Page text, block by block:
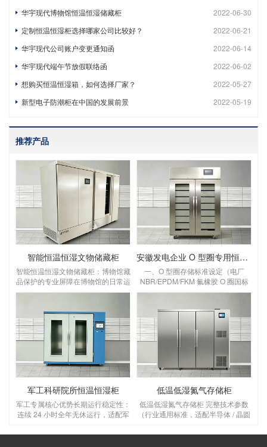
2022-06-30
华宇现代博物馆恒温恒湿储藏柜
2022-06-21
定制恒温恒湿柜选择哪家公司比较好？
2022-06-14
华宇现代公司账户变更通知函
2022-06-02
华宇现代端午节放假联络函
2022-05-27
想购买恒温恒湿箱，如何选择厂家？
2022-05-19
新型电子防潮柜在中国的发展前景
推荐产品
智能恒温恒湿文物储藏柜
智能恒温恒湿文物储藏柜：博物馆藏
品保护的专业屏障在博物馆的日常运
营中，文物的长期保存始终是核心课
等环境因素，会对纸质、木质、纺织
品、金属类文物造成不可逆的损害，
而智能恒温恒湿文物储藏柜，正是为
解决这一难题而生的专业设备，为博
物馆藏品构建起全天候、高精度的保
护屏障。一、核心功能：为文物打造
“稳定生态舱”博物馆文物的保存，对
的核心价值，
安徽发电企业 O 型圈专用恒温恒湿储存柜
一、O 型圈存储标准设定（电厂
NBR/EPDM/FKM 氟橡胶 O 圈国标
要求）设定温湿度：温度 18～
优选 20℃，控温精度 ±1℃，区间 5
～25℃，＞30℃橡胶加速老化变
硬、永久变形；＜5℃低温脆裂失
弹 湿度：45～55% RH，控湿 ±3%
橡胶吸水胀大；湿＜40% 密封圈干
裂O 型圈存放管理规范（
军工科研院所恒温恒湿柜
军工专属核心优势长期运行稳定性：
连续 24 小时全年无休运行，适配军
间歇使用；环境耐受更强：设备本身
低温低湿氮气存储柜
低温低湿氮气存储柜 完整技术参数
（行业通用标准，适配半导体 / 晶圆
湿度难＜30% RH 问题）一、核心温